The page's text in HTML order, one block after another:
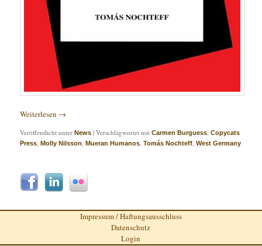
Weiterlesen →
Veröffentlicht unter News |Verschlagwortet mit Carmen Burguess ,Copycats
Press ,Molly Nilsson ,Mueran Humanos ,Tomás Nochteff ,West Germany
Impressum / Haftungsausschluss
Datenschutz
Login